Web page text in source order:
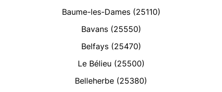
Baume-les-Dames (25110)
Bavans (25550)
Belfays (25470)
Le Bélieu (25500)
Belleherbe (25380)